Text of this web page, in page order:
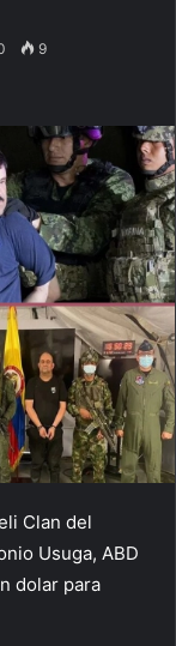
9
Clan del
Usuga, ABD
dolar para